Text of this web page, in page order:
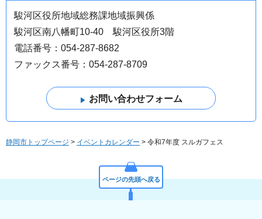
駿河区役所地域総務課地域振興係
駿河区南八幡町10-40 駿河区役所3階
電話番号：054-287-8682
ファックス番号：054-287-8709
静岡市トップページ > イベントカレンダー > 令和7年度 スルガフェス
ページの先頭へ戻る